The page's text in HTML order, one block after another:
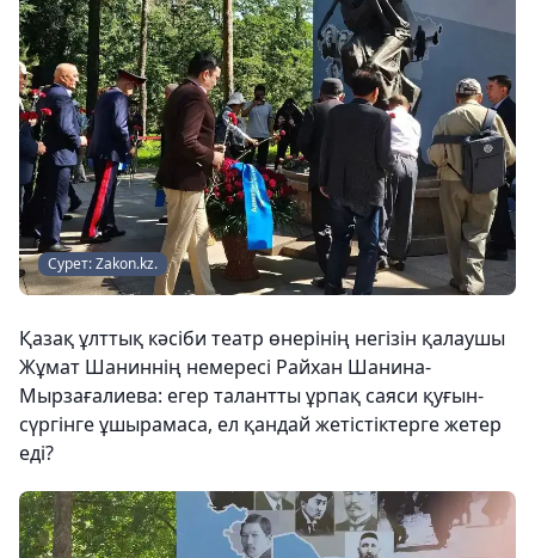
Сурет: Zakon.kz.
Қазақ ұлттық кәсіби театр өнерінің негізін қалаушы
Жұмат Шаниннің немересі Райхан Шанина-
Мырзағалиева: егер талантты ұрпақ саяси қуғын-
сүргінге ұшырамаса, ел қандай жетістіктерге жетер
еді?